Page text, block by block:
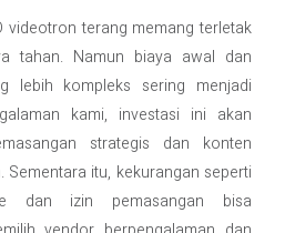
videotron terang memang terletak
tahan. Namun biaya awal dan
lebih kompleks sering menjadi
kami, investasi ini akan
strategis dan konten
itu, kekurangan seperti
dan izin pemasangan bisa